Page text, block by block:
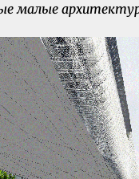
малые